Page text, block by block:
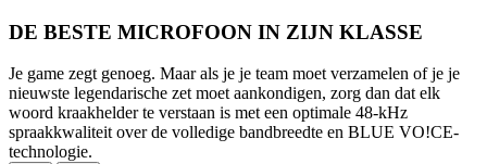
DE BESTE MICROFOON IN ZIJN KLASSE
Je game zegt genoeg. Maar als je je team moet verzamelen of je je
nieuwste legendarische zet moet aankondigen, zorg dan dat elk
woord kraakhelder te verstaan is met een optimale 48-kHz
spraakkwaliteit over de volledige bandbreedte en BLUE VO!CE-
technologie.